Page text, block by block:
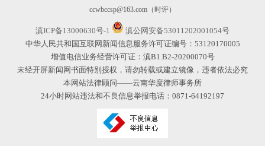
ccwbccsp@163.com（时评）
滇ICP备13000630号-1
滇公网安备53011202001054号
中华人民共和国互联网新闻信息服务许可证编号：53120170005
增值电信业务经营许可证：滇B1.B2-20200070号
未经开屏新闻网书面特别授权，请勿转载或建立镜像，违者依法必究
本网站法律顾问——云南华度律师事务所
24小时网站违法和不良信息举报电话：0871-64192197